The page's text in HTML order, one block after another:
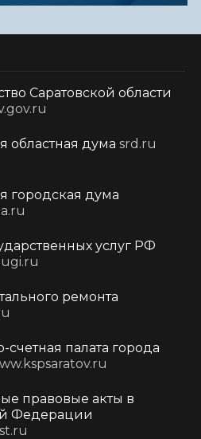
Саратовской области
областная дума srd.ru
городская дума
услуг РФ
ремонта
счетная палата города
правовые акты в
Федерации